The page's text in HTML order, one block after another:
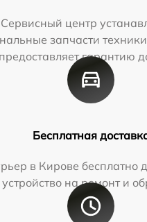
Сервисный центр
запчасти
предоставляет гарантию
Бесплатная
в Кирове бесплатно
устройство на ремонт и